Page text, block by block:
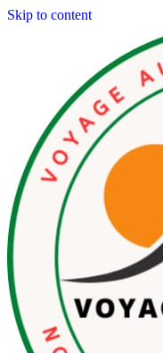
Skip to content